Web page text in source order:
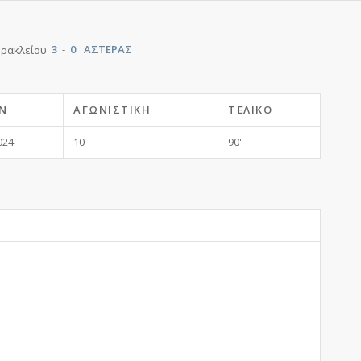
3 - 0 ΑΣΤΕΡΑΣ
ΑΓΩΝΙΣΤΙΚΉ ΤΕΛΙΚΌ
10 90'